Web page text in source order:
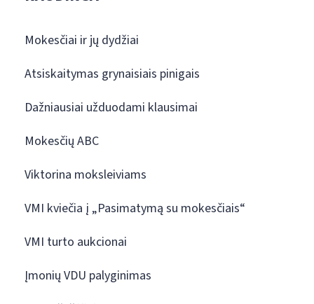
Mokesčiai ir jų dydžiai
Atsiskaitymas grynaisiais pinigais
Dažniausiai užduodami klausimai
Mokesčių ABC
Viktorina moksleiviams
VMI kviečia į „Pasimatymą su mokesčiais“
VMI turto aukcionai
Įmonių VDU palyginimas